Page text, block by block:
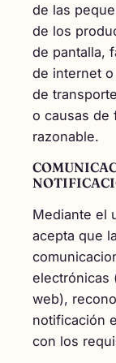
de las
de los
de pantalla,
de internet
de
o causas de
razonable.
Mediante el
acepta que
electrónicas
web),
notificación
con los